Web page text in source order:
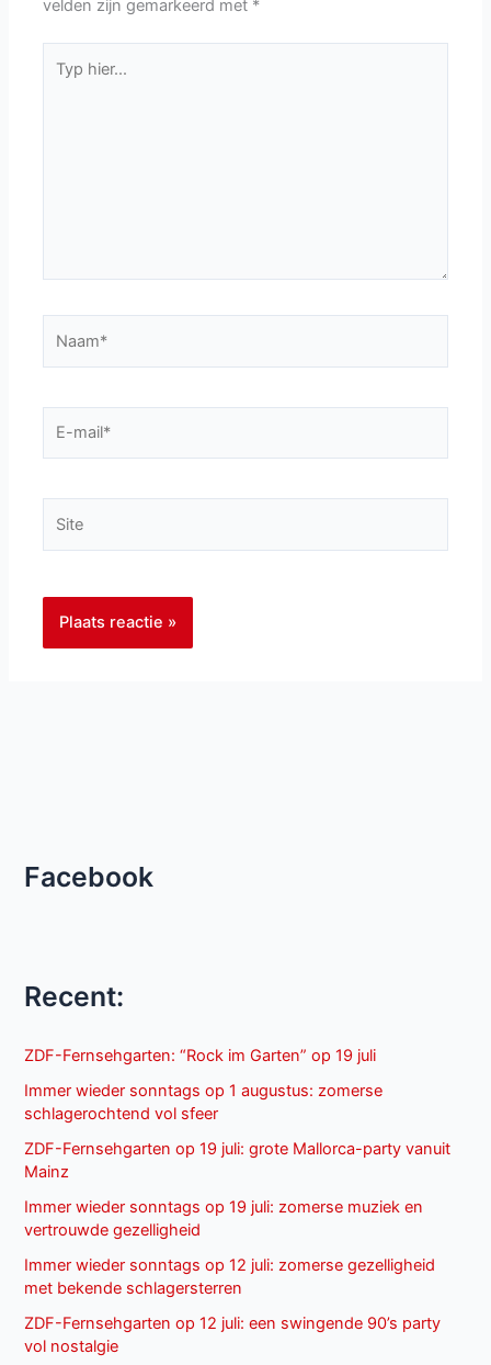
velden zijn gemarkeerd met *
hier...
Facebook
Recent:
ZDF-Fernsehgarten: “Rock im Garten” op 19 juli
Immer wieder sonntags op 1 augustus: zomerse
schlagerochtend vol sfeer
ZDF-Fernsehgarten op 19 juli: grote Mallorca-party vanuit
Mainz
Immer wieder sonntags op 19 juli: zomerse muziek en
vertrouwde gezelligheid
Immer wieder sonntags op 12 juli: zomerse gezelligheid
met bekende schlagersterren
ZDF-Fernsehgarten op 12 juli: een swingende 90’s party
vol nostalgie